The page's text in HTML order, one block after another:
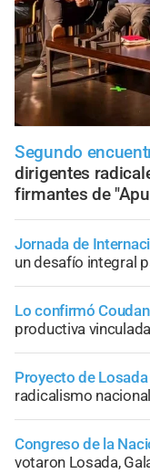
Segundo
dirigentes
firmantes de
Jornada de
un desafío integral
Lo confirmó
productiva
Proyecto de Losada
radicalismo
Congreso de la
votaron Losada,